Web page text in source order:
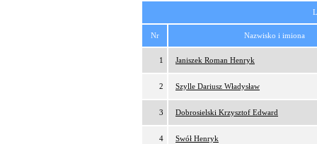
Nr Nazwisko i imiona
1 Janiszek Roman Henryk
2 Szylle Dariusz Władysław
3 Dobrosielski Krzysztof Edward
4 Swół Henryk